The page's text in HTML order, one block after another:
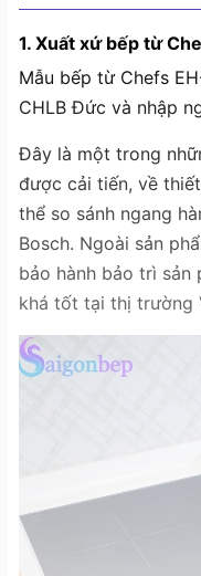
1. Xuất xứ bếp từ
Mẫu bếp từ Chefs
CHLB Đức và nhập
Đây là một trong
được cải tiến, về
thể so sánh ngang
Bosch. Ngoài sản
bảo hành bảo trì sản
khá tốt tại thị trường